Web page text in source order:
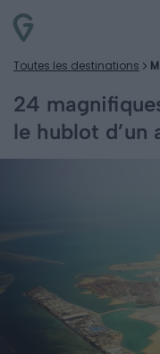
Toutes les destinations
24
le hublot d’un